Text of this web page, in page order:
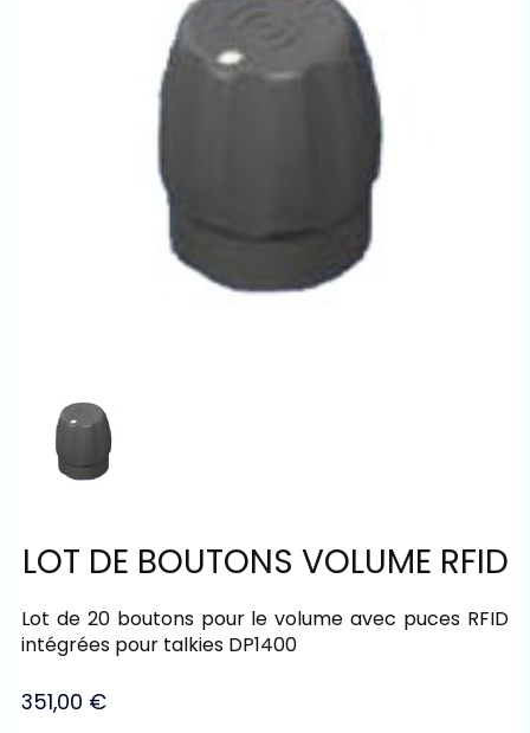
LOT DE BOUTONS VOLUME RFID
Lot de 20 boutons pour le volume avec puces RFID
intégrées pour talkies DP1400
351,00 €